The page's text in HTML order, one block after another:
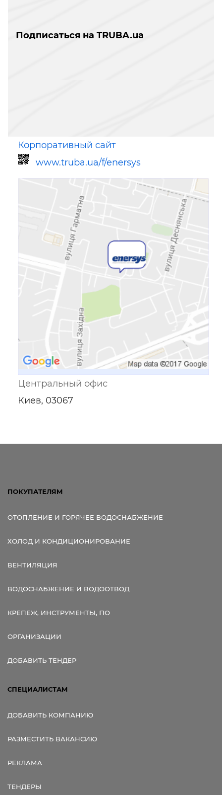
Подписаться на TRUBA.ua
Корпоративный сайт
www.truba.ua/f/enersys
Ссылка для мобильных устройств
Центральный офис
Киев, 03067
ПОКУПАТЕЛЯМ
ОТОПЛЕНИЕ И ГОРЯЧЕЕ ВОДОСНАБЖЕНИЕ
ХОЛОД И КОНДИЦИОНИРОВАНИЕ
ВЕНТИЛЯЦИЯ
ВОДОСНАБЖЕНИЕ И ВОДООТВОД
КРЕПЕЖ, ИНСТРУМЕНТЫ, ПО
ОРГАНИЗАЦИИ
ДОБАВИТЬ ТЕНДЕР
СПЕЦИАЛИСТАМ
ДОБАВИТЬ КОМПАНИЮ
РАЗМЕСТИТЬ ВАКАНСИЮ
РЕКЛАМА
ТЕНДЕРЫ